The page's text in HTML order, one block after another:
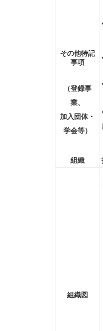
その他特記
事項
（登録事
業、
加入団体・
学会等）
組織
組織図